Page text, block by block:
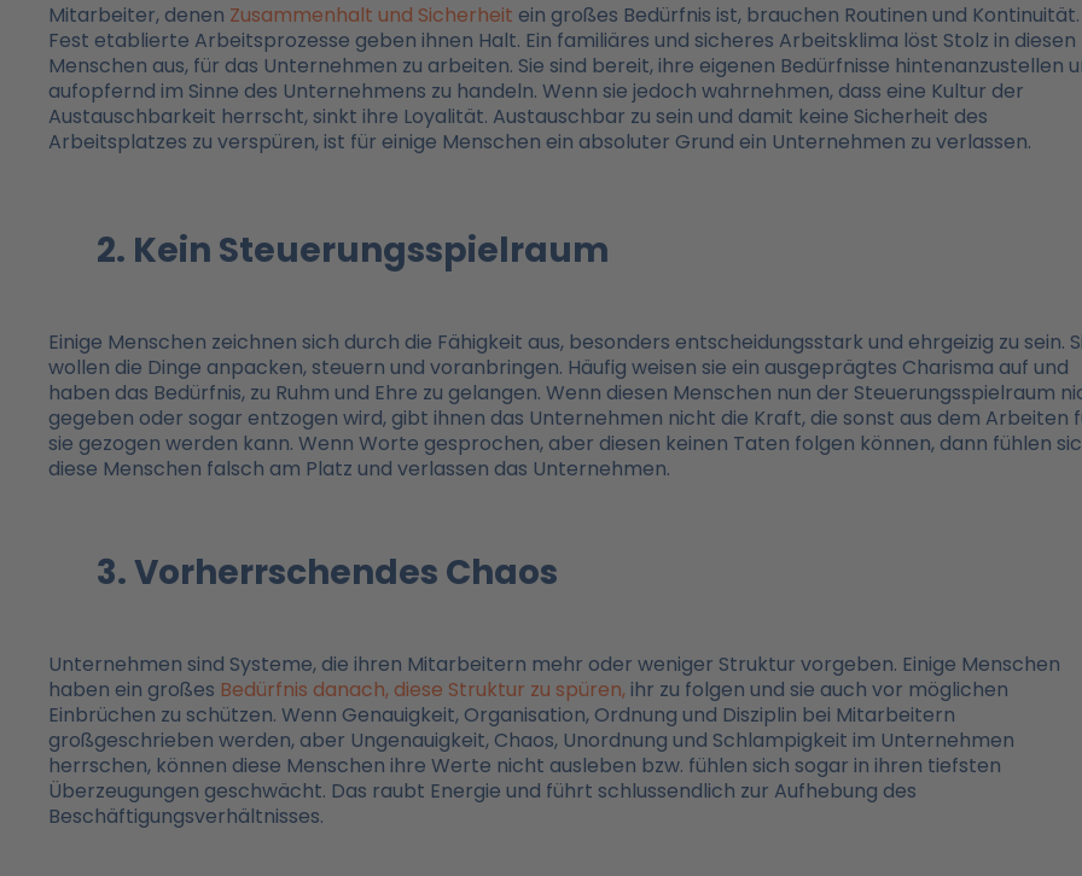
Mitarbeiter, denen Zusammenhalt und Sicherheit ein großes Bedürfnis ist, brauchen Routinen und Kontinuität.
Fest etablierte Arbeitsprozesse geben ihnen Halt. Ein familiäres und sicheres Arbeitsklima löst Stolz in diesen
Menschen aus, für das Unternehmen zu arbeiten. Sie sind bereit, ihre eigenen Bedürfnisse hintenanzustellen
aufopfernd im Sinne des Unternehmens zu handeln. Wenn sie jedoch wahrnehmen, dass eine Kultur der
Austauschbarkeit herrscht, sinkt ihre Loyalität. Austauschbar zu sein und damit keine Sicherheit des
Arbeitsplatzes zu verspüren, ist für einige Menschen ein absoluter Grund ein Unternehmen zu verlassen.
2. Kein Steuerungsspielraum
Einige Menschen zeichnen sich durch die Fähigkeit aus, besonders entscheidungsstark und ehrgeizig zu sein.
wollen die Dinge anpacken, steuern und voranbringen. Häufig weisen sie ein ausgeprägtes Charisma auf und
haben das Bedürfnis, zu Ruhm und Ehre zu gelangen. Wenn diesen Menschen nun der Steuerungsspielraum
gegeben oder sogar entzogen wird, gibt ihnen das Unternehmen nicht die Kraft, die sonst aus dem Arbeiten
sie gezogen werden kann. Wenn Worte gesprochen, aber diesen keinen Taten folgen können, dann fühlen
diese Menschen falsch am Platz und verlassen das Unternehmen.
3. Vorherrschendes Chaos
Unternehmen sind Systeme, die ihren Mitarbeitern mehr oder weniger Struktur vorgeben. Einige Menschen
haben ein großes Bedürfnis danach, diese Struktur zu spüren, ihr zu folgen und sie auch vor möglichen
Einbrüchen zu schützen. Wenn Genauigkeit, Organisation, Ordnung und Disziplin bei Mitarbeitern
großgeschrieben werden, aber Ungenauigkeit, Chaos, Unordnung und Schlampigkeit im Unternehmen
herrschen, können diese Menschen ihre Werte nicht ausleben bzw. fühlen sich sogar in ihren tiefsten
Überzeugungen geschwächt. Das raubt Energie und führt schlussendlich zur Aufhebung des
Beschäftigungsverhältnisses.